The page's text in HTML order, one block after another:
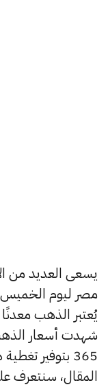
يسعى العديد من
يُعتبر الذهب
شهدت أسعار
365 بتوفير
المقال، سنتعرف